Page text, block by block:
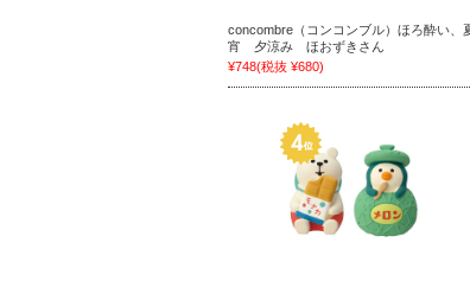
concombre（コンコンブル）ほろ酔い、
宵 夕涼み ほおずきさん
¥748(税抜 ¥680)